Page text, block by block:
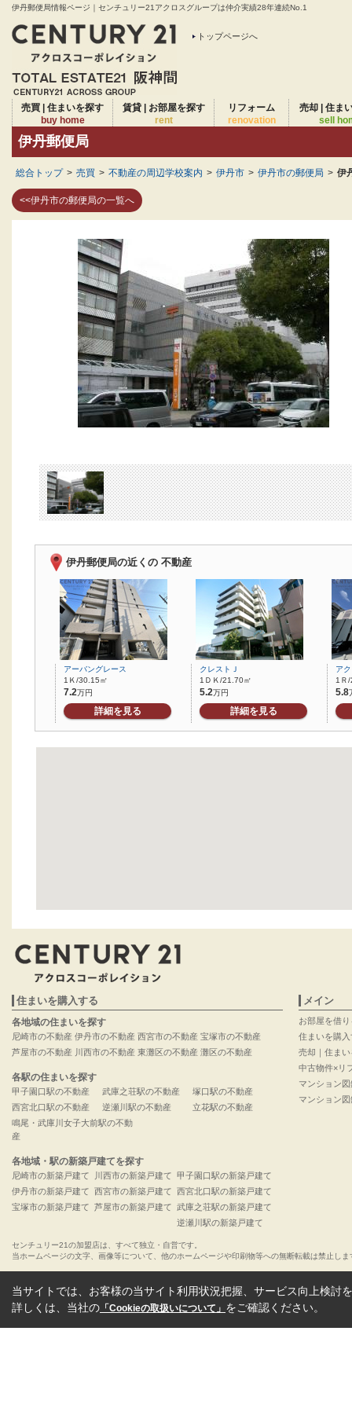
伊丹郵便局情報ページ｜センチュリー21アクロスグループは仲介実績28年連続No.1
トップページへ
売買 | 住まいを探す
buy home
賃貸 | お部屋を探す
rent
リフォーム
renovation
売却 | 住ま
sell
伊丹郵便局
総合トップ > 売買 > 不動産の周辺学校案内 > 伊丹市 > 伊丹市の郵便局 > 伊
<<伊丹市の郵便局の一覧へ
伊丹郵便局の近くの 不動産
アーバングレース
1Ｋ/30.15㎡
7.2万円
詳細を見る
クレストＪ
1ＤＫ/21.70㎡
5.2万円
詳細を見る
ア
1Ｒ
5.8
住まいを購入する
各地域の住まいを探す
尼崎市の不動産
芦屋市の不動産
伊丹市の不動産
川西市の不動産
西宮市の不動産
東灘区の不動産
宝塚市の不動産
灘区の不動産
各駅の住まいを探す
甲子園口駅の不動産
西宮北口駅の不動産
武庫之荘駅の不動産
逆瀬川駅の不動産
塚口駅の不動産
立花駅の不動産
鳴尾・武庫川女子大前駅の不動
産
各地域・駅の新築戸建てを探す
尼崎市の新築戸建て
伊丹市の新築戸建て
宝塚市の新築戸建て
川西市の新築戸建て
西宮市の新築戸建て
芦屋市の新築戸建て
甲子園口駅の新築戸建て
西宮北口駅の新築戸建て
武庫之荘駅の新築戸建て
逆瀬川駅の新築戸建て
メイン
お部屋を借り
住まいを購入
売却｜住ま
中古物件×リ
マンション
マンション
センチュリー21の加盟店は、すべて独立・自営です。
当ホームページの文字、画像等について、他のホームページや印刷物等への無断転載は禁止しま
当サイトでは、お客様の当サイト利用状況把握、サービス向上検討
詳しくは、当社の 「Cookieの取扱いについて」 をご確認ください。